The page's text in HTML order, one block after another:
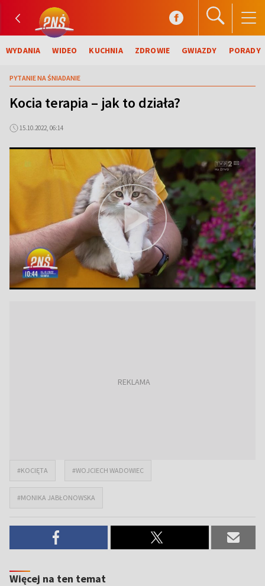
WYDANIA WIDEO KUCHNIA ZDROWIE GWIAZDY PORADY
PYTANIE NA ŚNIADANIE
Kocia terapia – jak to działa?
15.10.2022, 06:14
#KOCIĘTA #WOJCIECH WADOWIEC
#MONIKA JABŁONOWSKA
Więcej na ten temat